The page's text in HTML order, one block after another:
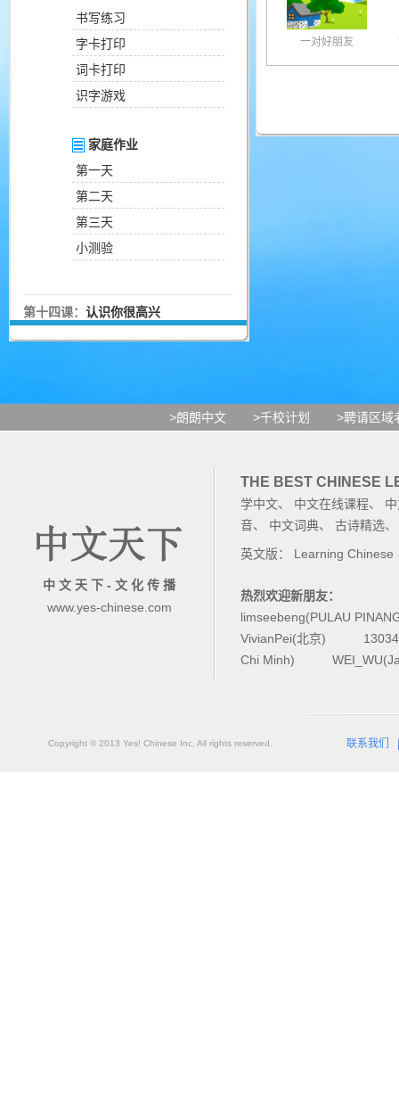
书写练习
字卡打印
词卡打印
识字游戏
家庭作业
第一天
第二天
第三天
小测验
第十四课： 认识你很高兴
一对好朋友
>朗朗中文 >千校计划 >聘请区域
中 文 天 下 - 文 化 传 播
www.yes-chinese.com
THE BEST CHINESE
学中文、 中文在线课程、
音、 中文词典、 古诗精选
英文版： Learning Chinese
热烈欢迎新朋友：
limseebeng(PULAU
VivianPei(北京)
Chi Minh)
Copyright © 2013 Yes! Chinese Inc. All rights reserved. 联系我们